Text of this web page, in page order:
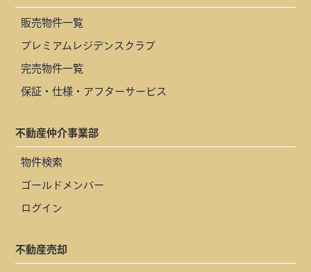
販売物件一覧
プレミアムレジデンスクラブ
完売物件一覧
保証・仕様・アフターサービス
不動産仲介事業部
物件検索
ゴールドメンバー
ログイン
不動産売却